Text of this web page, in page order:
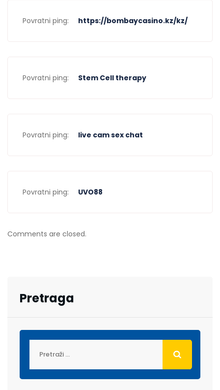
Povratni ping: https://bombaycasino.kz/kz/
Povratni ping: Stem Cell therapy
Povratni ping: live cam sex chat
Povratni ping: UVO88
Comments are closed.
Pretraga